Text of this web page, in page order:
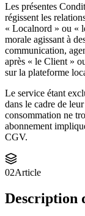
Les présentes
régissent les
« Localnord » ou «
morale agissant à
communication,
après « le Client »
sur la plateforme
Le service étant
dans le cadre de
consommation ne
abonnement
CGV.
02Article
Description